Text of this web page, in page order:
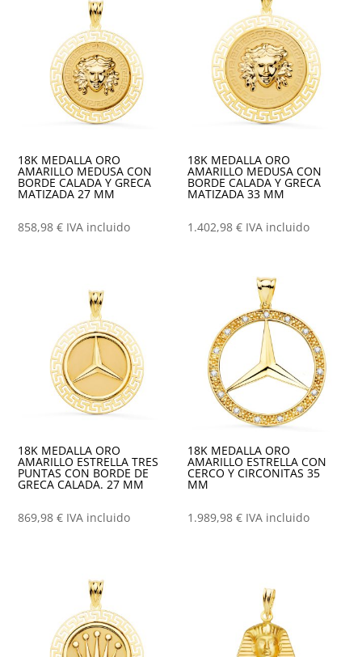
18K MEDALLA ORO
AMARILLO MEDUSA CON
BORDE CALADA Y GRECA
MATIZADA 27 MM
858,98€ IVA incluido
18K MEDALLA ORO
AMARILLO MEDUSA CON
BORDE CALADA Y GRECA
MATIZADA 33 MM
1.402,98€ IVA incluido
18K MEDALLA ORO
AMARILLO ESTRELLA TRES
PUNTAS CON BORDE DE
GRECA CALADA. 27 MM
869,98€ IVA incluido
18K MEDALLA ORO
AMARILLO ESTRELLA CON
CERCO Y CIRCONITAS 35
MM
1.989,98€ IVA incluido